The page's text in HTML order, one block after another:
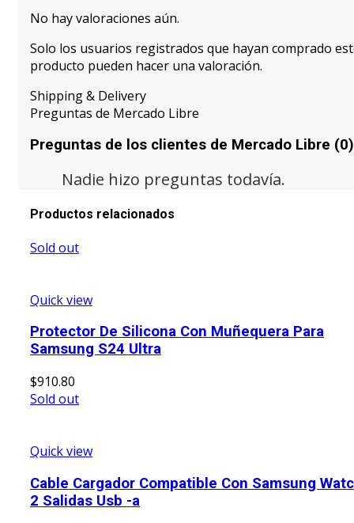
No hay valoraciones aún.
Solo los usuarios registrados que hayan comprado
producto pueden hacer una valoración.
Shipping & Delivery
Preguntas de Mercado Libre
Preguntas de los clientes de Mercado Libre (0)
Nadie hizo preguntas todavía.
Productos relacionados
Sold out
Quick view
Protector De Silicona Con Muñequera Para
Samsung S24 Ultra
$910.80
Sold out
Quick view
Cable Cargador Compatible Con Samsung
2 Salidas Usb -a